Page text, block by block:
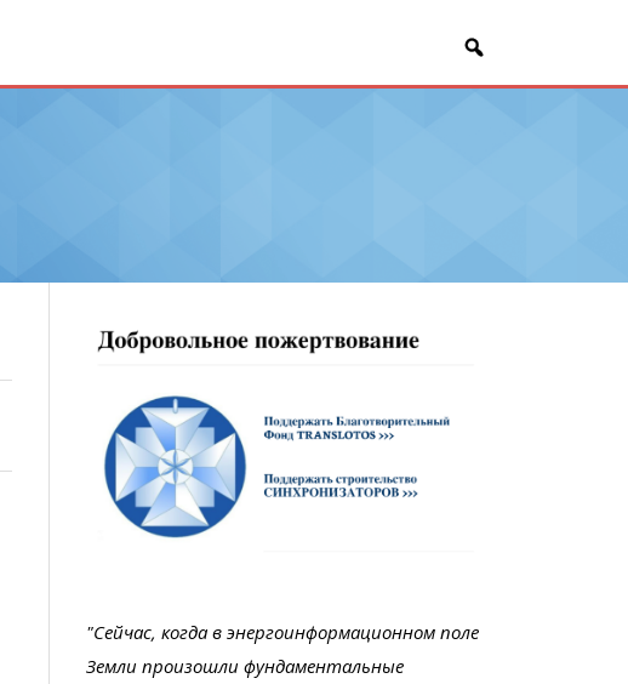
"Сейчас, когда в энергоинформационном поле
Земли произошли фундаментальные